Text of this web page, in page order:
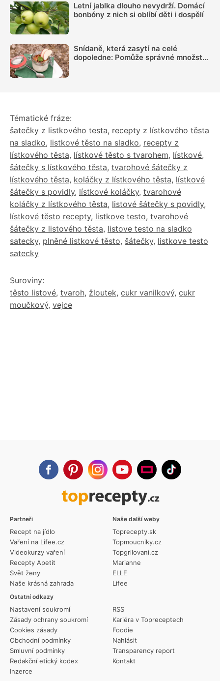
Letní jablka dlouho nevydrží. Domácí
bonbóny z nich si oblíbí děti i dospělí
Snídaně, která zasytí na celé
dopoledne: Pomůže správné množství
Tématické fráze:
šatečky z listkového testa, recepty z lístkového těsta
na sladko, listkové těsto na sladko, recepty z
lístkového těsta, lístkové těsto s tvarohem, lístkové,
šátečky s lístkového těsta, tvarohové šátečky z
lístkového těsta, koláčky z lístkového těsta, lístkové
šátečky s povidly, lístkové koláčky, tvarohové
koláčky z lístkového těsta, listové šátečky s povidly,
lístkové těsto recepty, listkove testo, tvarohové
šátečky z listového těsta, listove testo na sladko
satecky, plněné listkové těsto, šátečky, listkove testo
satecky
Suroviny:
těsto listové, tvaroh, žloutek, cukr vanilkový, cukr
moučkový, vejce
Partneři
Recept na jídlo
Vaření na Lifee.cz
Videokurzy vaření
Recepty Apetit
Svět ženy
Naše krásná zahrada
Ostatní odkazy
Nastavení soukromí
Zásady ochrany soukromí
Cookies zásady
Obchodní podmínky
Smluvní podmínky
Redakční etický kodex
Inzerce
RSS
Kariéra v Topreceptech
Foodie
Nahlásit
Transparency report
Kontakt
Naše další weby
Toprecepty.sk
Topmoucniky.cz
Topgrilovani.cz
Marianne
ELLE
Lifee